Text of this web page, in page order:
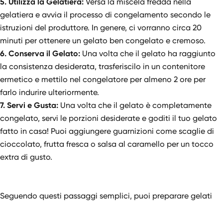
gelatiera e avvia il processo di congelamento secondo le
istruzioni del produttore. In genere, ci vorranno circa 20
minuti per ottenere un gelato ben congelato e cremoso.
6. Conserva il Gelato: Una volta che il gelato ha raggiunto
la consistenza desiderata, trasferiscilo in un contenitore
ermetico e mettilo nel congelatore per almeno 2 ore per
farlo indurire ulteriormente.
7. Servi e Gusta: Una volta che il gelato è completamente
congelato, servi le porzioni desiderate e goditi il ​​tuo gelato
fatto in casa! Puoi aggiungere guarnizioni come scaglie di
cioccolato, frutta fresca o salsa al caramello per un tocco
extra di gusto.
Seguendo questi passaggi semplici, puoi preparare gelati